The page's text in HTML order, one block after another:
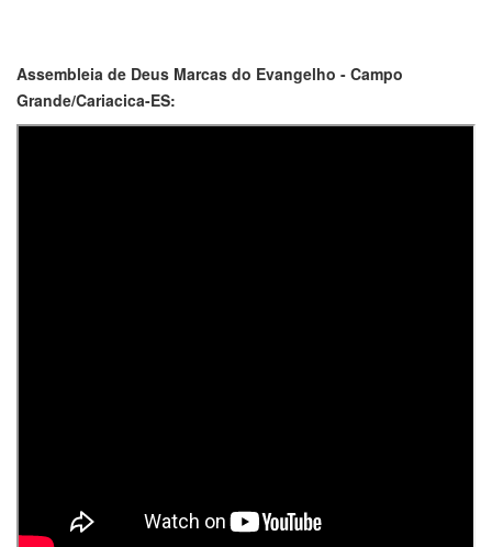
Assembleia de Deus Marcas do Evangelho - Campo
Grande/Cariacica-ES: